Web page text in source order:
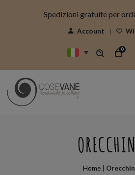
Spedizioni gratuite per
Account
0
Home |